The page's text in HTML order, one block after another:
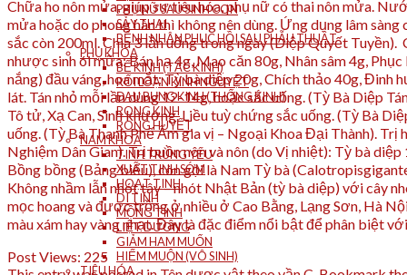
PHỤ NỮ SAU SINH CON
SẢY THAI
BỆNH NHÂN PHỤC HỒI SAU PHẪU THUẬT
PHỤ KHOA
BẾ KINH (TẮC KINH)
RỐI LOẠN KINH NGUYỆT
ĐAU BỤNG KINH (THỐNG KINH)
RONG KINH
RONG HUYẾT
NAM KHOA
TINH TRÙNG YẾU
XUẤT TINH SỚM
HOẠT TINH
DI TINH
MỘNG TINH
LIỆT DƯƠNG
GIẢM HAM MUỐN
HIẾM MUỘN (VÔ SINH)
TIÊU HÓA
Chữa ho nôn mửa, giúp sự tiêu hóa, phụ nữ có thai nôn mửa.
mửa hoặc do phong hàn thì không nên dùng. Ứng dụng lâm
sắc còn 200ml. Chia 3 lần uống trong ngày (Diệp Quyết
nhược sinh ói mữa: Bán hạ 4g, Mao căn 80g, Nhân sâm 4g,
nắng) đầu váng, hoa mắt: Tỳ bà diệp 20g, Chích thảo 40g,
lát. Tán nhỏ mỗi lần dùng 12-14g, hoặc sắc uống. (Tỳ Bà Diệp
Tô tử, Xạ Can, Sinh khương. Liều tuỳ chứng sắc uống. (Tỳ Bà
uống. (Tỳ Bà Thanh Phế Ẩm gia vị – Ngoại Khoa Đại Thành).
Nghiệm Dân Gian). Trị buồn nôn và nôn (do Vị nhiệt): Tỳ bà
Bồng bồng (Bảng biểu), còn gọi là Nam Tỳ bà
Không nhầm lẫn nhót tây – nhót Nhật Bản (tỳ bà diệp) với cây
mọc hoang và được trồng ở nhiều ở Cao Bằng, Lạng Sơn, Hà
màu xám hay vàng nhạt. Đây là đặc điểm nổi bật để phân biệt
Post Views: 225